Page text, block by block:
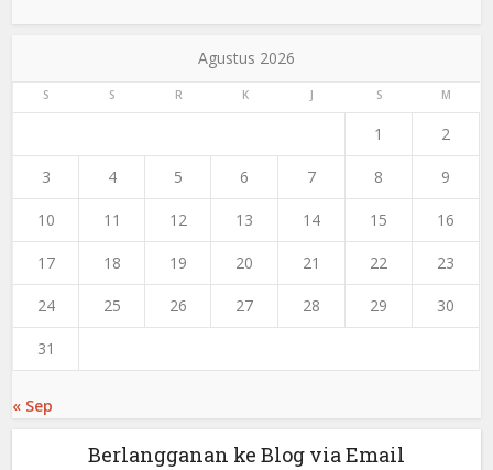
Agustus 2026
S S R K J S M
1 2
3 4 5 6 7 8 9
10 11 12 13 14 15 16
17 18 19 20 21 22 23
24 25 26 27 28 29 30
31
« Sep
Berlangganan ke Blog via Email